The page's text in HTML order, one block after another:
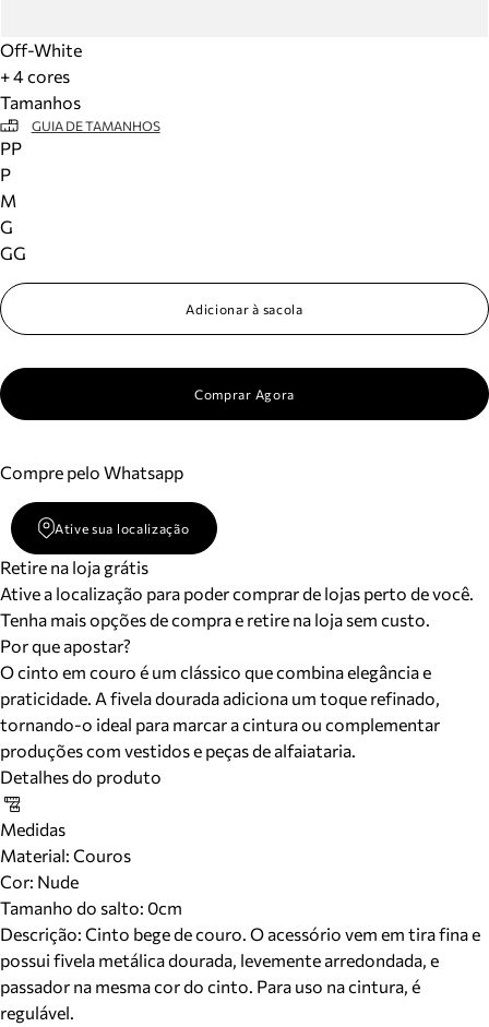
Off-White
+ 4 cores
Tamanhos
GUIA DE TAMANHOS
PP
P
M
G
GG
Adicionar à sacola
Comprar Agora
Compre pelo Whatsapp
Ative sua localização
Retire na loja grátis
Ative a localização para poder comprar de lojas perto de você.
Tenha mais opções de compra e retire na loja sem custo.
Por que apostar?
O cinto em couro é um clássico que combina elegância e
praticidade. A fivela dourada adiciona um toque refinado,
tornando-o ideal para marcar a cintura ou complementar
produções com vestidos e peças de alfaiataria.
Detalhes do produto
Medidas
Material: Couros
Cor: Nude
Tamanho do salto: 0cm
Descrição: Cinto bege de couro. O acessório vem em tira fina e
possui fivela metálica dourada, levemente arredondada, e
passador na mesma cor do cinto. Para uso na cintura, é
regulável.